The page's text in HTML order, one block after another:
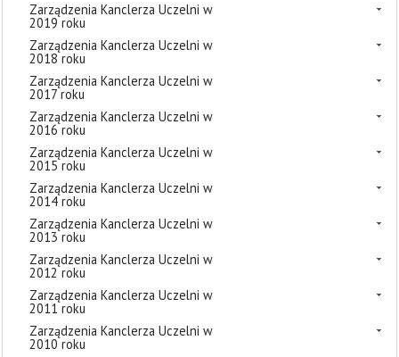
Zarządzenia Kanclerza Uczelni w
2019 roku
Zarządzenia Kanclerza Uczelni w
2018 roku
Zarządzenia Kanclerza Uczelni w
2017 roku
Zarządzenia Kanclerza Uczelni w
2016 roku
Zarządzenia Kanclerza Uczelni w
2015 roku
Zarządzenia Kanclerza Uczelni w
2014 roku
Zarządzenia Kanclerza Uczelni w
2013 roku
Zarządzenia Kanclerza Uczelni w
2012 roku
Zarządzenia Kanclerza Uczelni w
2011 roku
Zarządzenia Kanclerza Uczelni w
2010 roku